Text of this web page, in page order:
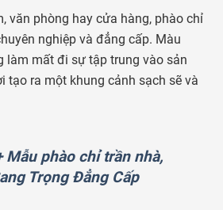
văn phòng hay cửa hàng, phào chỉ
nghiệp và đẳng cấp. Màu
làm mất đi sự tập trung vào sản
tạo ra một khung cảnh sạch sẽ và
Mẫu phào chỉ trần nhà,
Trọng Đẳng Cấp